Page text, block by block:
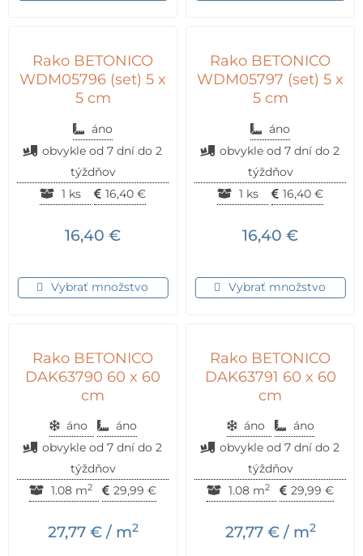
Rako BETONICO
WDM05796 (set) 5 x
5 cm
áno
obvykle od 7 dní do 2
týždňov
1 ks
16,40 €
16,40 €
Vybrať množstvo
Rako BETONICO
WDM05797 (set) 5 x
5 cm
áno
obvykle od 7 dní do 2
týždňov
1 ks
16,40 €
16,40 €
Vybrať množstvo
Rako BETONICO
DAK63790 60 x 60
cm
áno
áno
obvykle od 7 dní do 2
týždňov
1.08 m2 29,99 €
27,77 €/ m2
Rako BETONICO
DAK63791 60 x 60
cm
áno
áno
obvykle od 7 dní do 2
týždňov
1.08 m2 29,99 €
27,77 €/ m2